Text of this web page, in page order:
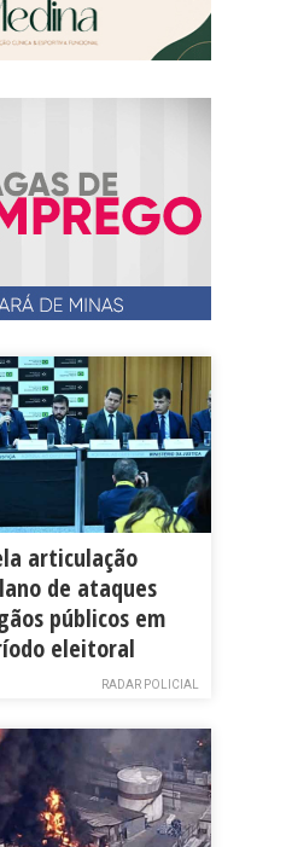
articulação
de ataques
públicos em
eleitoral
RADAR POLICIAL